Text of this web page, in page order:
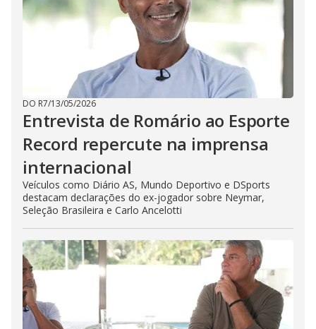
DO R7/13/05/2026
Entrevista de Romário ao Esporte
Record repercute na imprensa
internacional
Veículos como Diário AS, Mundo Deportivo e DSports
destacam declarações do ex-jogador sobre Neymar,
Seleção Brasileira e Carlo Ancelotti